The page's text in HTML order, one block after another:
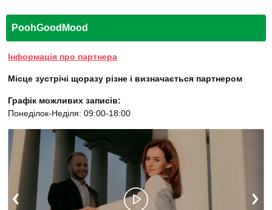
PoohGoodMood
Інформація про партнера
Місце зустрічі щоразу різне і визначається партнером
Графік можливих записів:
Понеділок-Неділя: 09:00-18:00